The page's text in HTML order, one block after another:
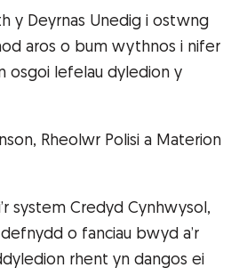
y Deyrnas Unedig i ostwng
aros o bum wythnos i nifer
osgoi lefelau dyledion y
Rheolwr Polisi a Materion
system Credyd Cynhwysol,
o fanciau bwyd a’r
rhent yn dangos ei